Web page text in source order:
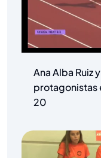
Ana Alba Ruiz
protagonistas
20